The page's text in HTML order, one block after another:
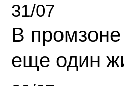
31/07
В
еще один